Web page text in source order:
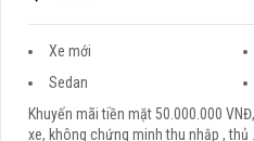
Xe mới
Sedan
Khuyến mãi tiền mặt 50.000.000
xe, không chứng minh thu nhập , thủ ...